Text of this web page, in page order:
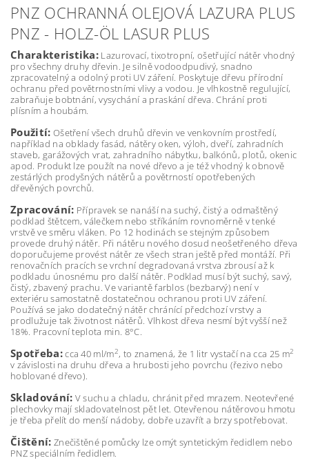
PNZ OCHRANNÁ OLEJOVÁ LAZURA PLUS
PNZ - HOLZ-ÖL LASUR PLUS
Charakteristika: Lazurovací, tixotropní, ošetřující nátěr vhodný
pro všechny druhy dřevin. Je silně vodoodpudivý, snadno
zpracovatelný a odolný proti UV záření. Poskytuje dřevu přírodní
ochranu před povětrnostními vlivy a vodou. Je vlhkostně regulující,
zabraňuje bobtnání, vysychání a praskání dřeva. Chrání proti
plísním a houbám.
Použití: Ošetření všech druhů dřevin ve venkovním prostředí,
například na obklady fasád, nátěry oken, výloh, dveří, zahradních
staveb, garážových vrat, zahradního nábytku, balkónů, plotů, okenic
apod. Produkt lze použít na nové dřevo a je též vhodný k obnově
zestárlých prodyšných nátěrů a povětrností opotřebených
dřevěných povrchů.
Zpracování: Přípravek se nanáší na suchý, čistý a odmaštěný
podklad štětcem, válečkem nebo stříkáním rovnoměrně v tenké
vrstvě ve směru vláken. Po 12 hodinách se stejným způsobem
provede druhý nátěr. Při nátěru nového dosud neošetřeného dřeva
doporučujeme provést nátěr ze všech stran ještě před montáží. Při
renovačních pracích se vrchní degradovaná vrstva zbrousí až k
podkladu únosnému pro další nátěr. Podklad musí být suchý, savý,
čistý, zbavený prachu. Ve variantě farblos (bezbarvý) není v
exteriéru samostatně dostatečnou ochranou proti UV záření.
Používá se jako dodatečný nátěr chránící předchozí vrstvy a
prodlužuje tak životnost nátěrů. Vlhkost dřeva nesmí být vyšší než
18%. Pracovní teplota min. 8°C.
Spotřeba:cca 40 ml/m2, to znamená, že 1 litr vystačí na cca 25 m2
v závislosti na druhu dřeva a hrubosti jeho povrchu (řezivo nebo
hoblované dřevo).
Skladování: V suchu a chladu, chránit před mrazem. Neotevřené
plechovky mají skladovatelnost pět let. Otevřenou nátěrovou hmotu
je třeba přelít do menší nádoby, dobře uzavřít a brzy spotřebovat.
Čištění: Znečištěné pomůcky lze omýt syntetickým ředidlem nebo
PNZ speciálním ředidlem.